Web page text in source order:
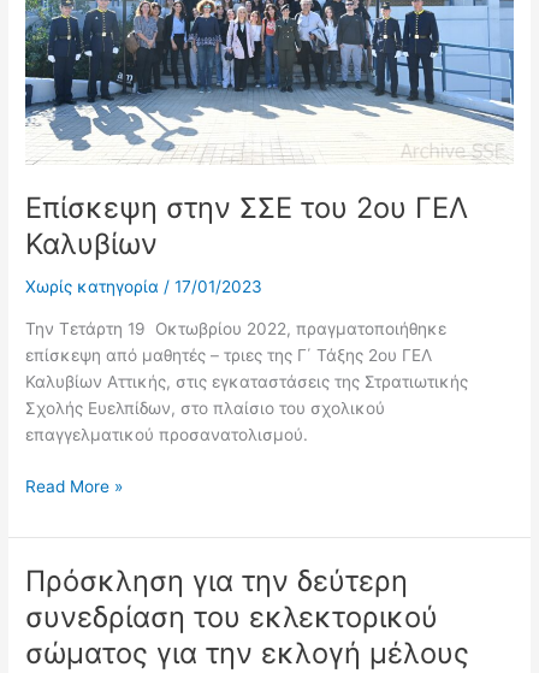
Επίσκεψη στην ΣΣΕ του 2ου ΓΕΛ
Καλυβίων
Χωρίς κατηγορία /17/01/2023
Την Τετάρτη 19 Οκτωβρίου 2022, πραγματοποιήθηκε
επίσκεψη από μαθητές – τριες της Γ΄ Τάξης 2ου ΓΕΛ
Καλυβίων Αττικής, στις εγκαταστάσεις της Στρατιωτικής
Σχολής Ευελπίδων, στο πλαίσιο του σχολικού
επαγγελματικού προσανατολισμού.
Καλυβίων
Read More »
Πρόσκληση για την δεύτερη
συνεδρίαση του εκλεκτορικού
σώματος για την εκλογή μέλους
Πρόσκληση
για
την
δεύτερη